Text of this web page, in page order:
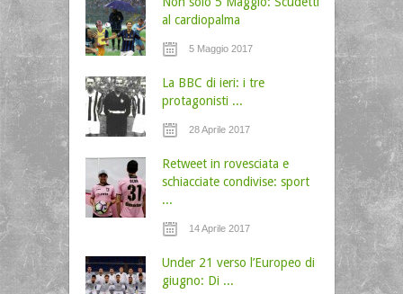
al cardiopalma
5 Maggio 2017
La BBC di ieri: i tre
protagonisti ...
28 Aprile 2017
Retweet in rovesciata e
schiacciate condivise: sport
...
14 Aprile 2017
Under 21 verso l’Europeo di
giugno: Di ...